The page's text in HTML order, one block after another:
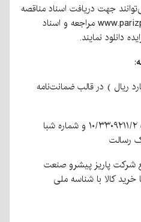
جهت دریافت اسناد مناقصه
به آدرس الکترونیکی www.parizpishro.ir مراجعه و اسناد
دانلود نمایند.
:
(دو میلیارد ریال ) در قالب ضمانت‌نامه
واریز وجه نقد به شماره حساب ۱۰/۳۳۰۹۲۱۱/۲ و شماره شبا
پاریز پیشرو صنعت
خرید کالا با شناسه ملی